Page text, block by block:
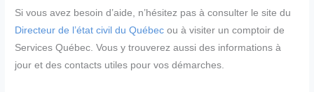
Si vous avez besoin d’aide, n’hésitez pas à consulter le site du
Directeur de l’état civil du Québec ou à visiter un comptoir de
Services Québec. Vous y trouverez aussi des informations à
jour et des contacts utiles pour vos démarches.